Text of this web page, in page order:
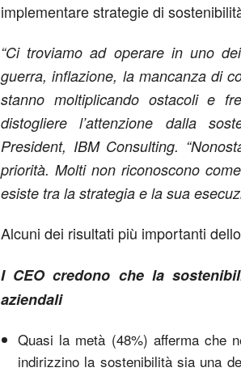
implementare strategie di
“Ci troviamo ad operare in uno
guerra, inflazione, la mancanza di
stanno moltiplicando ostacoli e
distogliere l’attenzione dalla
President, IBM Consulting.
priorità. Molti non riconoscono
esiste tra la strategia e la sua
Alcuni dei risultati più importanti
I CEO credono che la
aziendali
Quasi la metà (48%) afferma che
indirizzino la sostenibilità sia una